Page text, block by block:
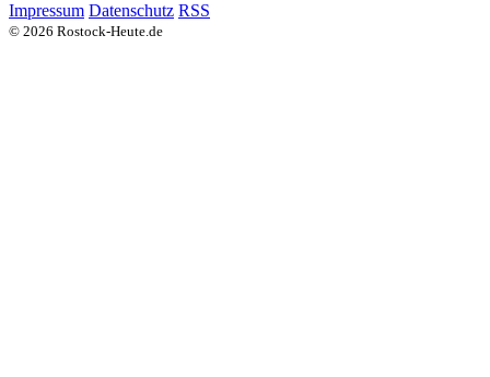
Impressum Datenschutz RSS
© 2026 Rostock-Heute.de